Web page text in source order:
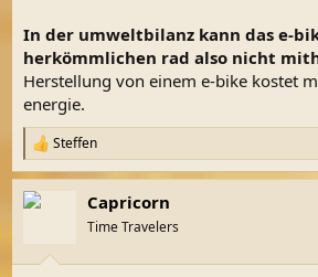
In der umweltbilanz kann das e-
herkömmlichen rad also nicht
Herstellung von einem e-bike kostet
energie.
R
e
a
k
Steffen
Capricorn
Time Travelers